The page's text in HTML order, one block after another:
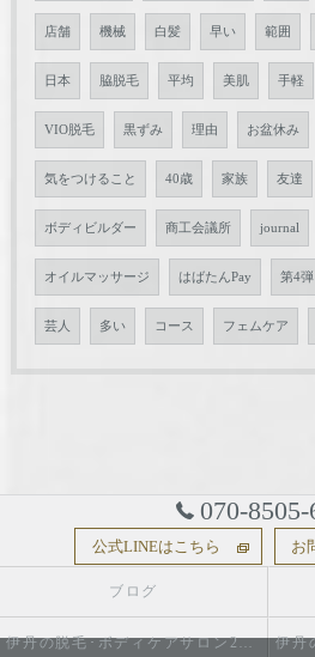
店舗 機械 白髪 早い 範囲
日本 脇脱毛 平均 美肌 手軽
VIO脱毛 黒ずみ 理由 お盆休み
気をつけること 40歳 家族 友達
ボディビルダー 商工会議所 journal
オイルマッサージ はばたんPay 第4弾
芸人 多い コース フェムケア
070-8505-
公式LINEはこちら お
ブログ
伊丹の脱毛･ボディケアサロン2do1セルフ脱毛とタイ古式のお店の口コミ情報